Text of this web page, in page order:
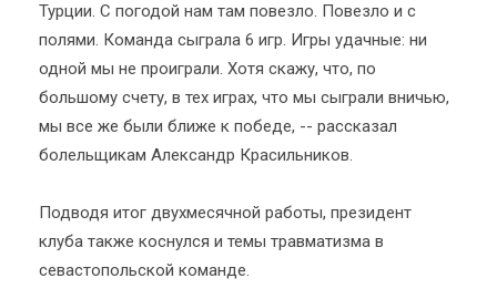
Турции. С погодой нам там повезло. Повезло и с
полями. Команда сыграла 6 игр. Игры удачные: ни
одной мы не проиграли. Хотя скажу, что, по
большому счету, в тех играх, что мы сыграли вничью,
мы все же были ближе к победе, -- рассказал
болельщикам Александр Красильников.
Подводя итог двухмесячной работы, президент
клуба также коснулся и темы травматизма в
севастопольской команде.